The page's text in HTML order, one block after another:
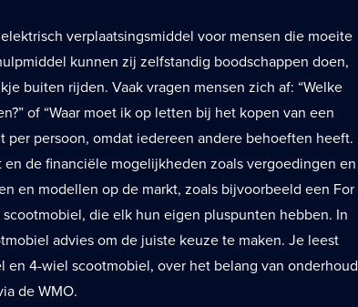
verplaatsingsmiddel voor mensen die moeite
kunnen zij zelfstandig boodschappen doen,
buiten rijden. Vaak vragen mensen zich af: “Welke
of “Waar moet ik op letten bij het kopen van een
per persoon, omdat iedereen andere behoeften heeft.
de financiële mogelijkheden zoals vergoedingen en
en modellen op de markt, zoals bijvoorbeeld een For
die elk hun eigen pluspunten hebben. In
advies om de juiste keuze te maken. Je leest
en 4-wiel scootmobiel, over het belang van onderhoud
de WMO.